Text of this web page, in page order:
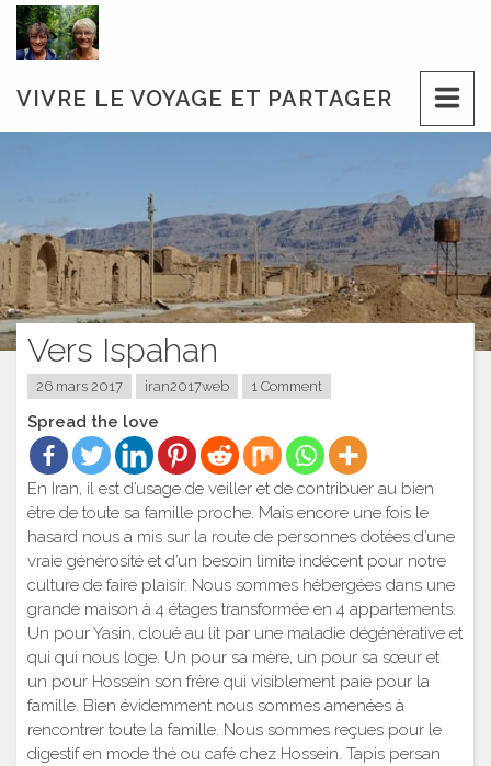
Skip
content
VIVRE LE VOYAGE ET PARTAGER
Vers Ispahan
26 mars 2017 iran2017web 1 Comment
Spread the love
En Iran, il est d’usage de veiller et de contribuer au bien
être de toute sa famille proche. Mais encore une fois le
hasard nous a mis sur la route de personnes dotées d’une
vraie générosité et d’un besoin limite indécent pour notre
culture de faire plaisir. Nous sommes hébergées dans une
grande maison à 4 étages transformée en 4 appartements.
Un pour Yasin, cloué au lit par une maladie dégénérative et
qui qui nous loge. Un pour sa mère, un pour sa sœur et
un pour Hossein son frère qui visiblement paie pour la
famille. Bien évidemment nous sommes amenées à
rencontrer toute la famille. Nous sommes reçues pour le
digestif en mode thé ou café chez Hossein. Tapis persan